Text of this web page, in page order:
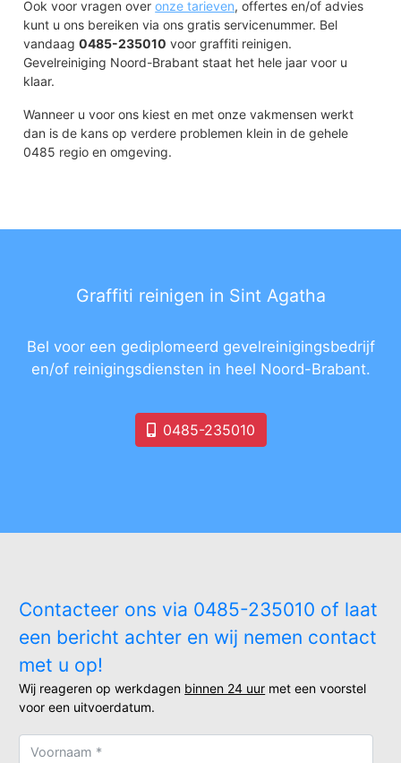
Ook voor vragen overonze tarieven, offertes en/of advies
kunt u ons bereiken via ons gratis servicenummer. Bel
vandaag0485-235010 voor graffiti reinigen.
Gevelreiniging Noord-Brabant staat het hele jaar voor u
klaar.
Wanneer u voor ons kiest en met onze vakmensen werkt
dan is de kans op verdere problemen klein in de gehele
0485 regio en omgeving.
Graffiti reinigen in Sint Agatha
Bel voor een gediplomeerd gevelreinigingsbedrijf
en/of reinigingsdiensten in heel Noord-Brabant.
0485-235010
Contacteer ons via 0485-235010 of laat
een bericht achter en wij nemen contact
met u op!
Wij reageren op werkdagen binnen 24 uur met een voorstel
voor een uitvoerdatum.